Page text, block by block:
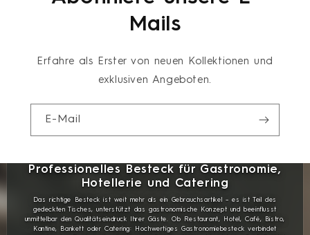
Mails
Erfahre als Erster von neuen Kollektionen und
exklusiven Angeboten.
E-Mail
Professionelles Besteck für Gastronomie,
Hotellerie und Catering
Das richtige Besteck ist weit mehr als ein Gebrauchsartikel – es ist Teil des
gedeckten Tisches, unterstützt das gastronomische Konzept und beeinflusst
unmittelbar den Qualitätseindruck Ihrer Gäste. Ob Restaurant, Hotel, Café, Bistro,
Kantine, Bankett oder Catering: Hochwertiges Gastronomiebesteck verbindet